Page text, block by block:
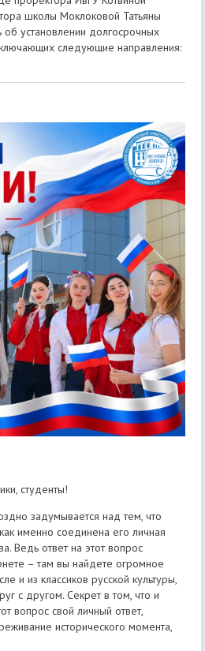
школы Моклоковой Татьяны
установлении долгосрочных
следующие направления:
студенты!
задумывается над тем, что
именно соединена его личная
Ведь ответ на этот вопрос
– там вы найдете огромное
и из классиков русской культуры,
с другом. Секрет в том, что и
вопрос свой личный ответ,
исторического момента,